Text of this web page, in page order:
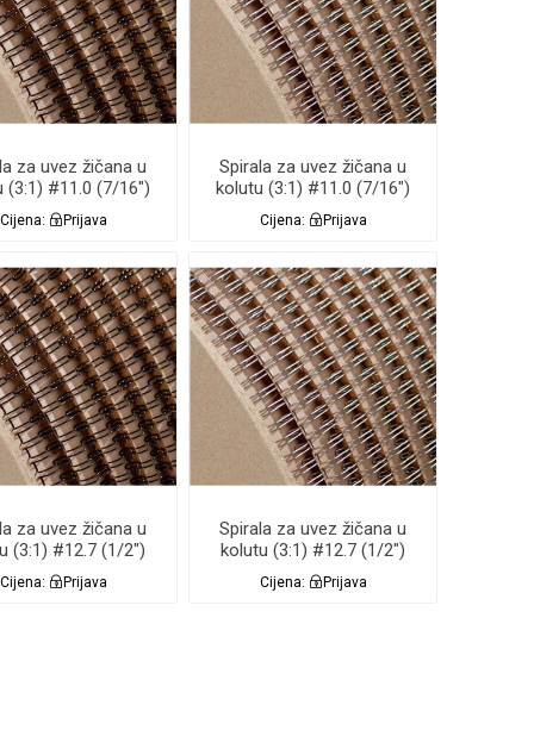
za uvez žičana u
(3:1) #11.0 (7/16")
34.000 Renz
Cijena: Prijava
Spirala za uvez žičana u
kolutu (3:1) #11.0 (7/16")
SREBRNA NC 34.000
Renz
Cijena: Prijava
za uvez žičana u
(3:1) #12.7 (1/2")
26.000 Renz
Cijena: Prijava
Spirala za uvez žičana u
kolutu (3:1) #12.7 (1/2")
SREBRNA NC 26.000
Renz
Cijena: Prijava